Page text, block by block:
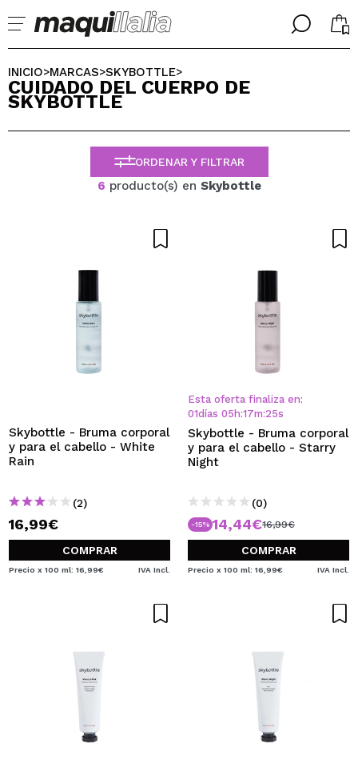
╳
Ya soy #maquilover, tengo cuenta
BIENVENIDX!
QUIERO REGISTRARME
Al crear una cuenta en Maquillalia.com podrás realizar
tus compras rápidamente, revisar el estado de tus
pedidos y consultar tus operaciones anteriores.
╳
SELECCIONA TU IDIOMA
ENGLISH
FRANCES
ALEMAN
ITALIANO
INICIO>MARCAS>SKYBOTTLE>
CUIDADO DEL CUERPO DE
SKYBOTTLE
ORDENAR Y FILTRAR
6 producto(s) en Skybottle
Skybottle - Bruma corporal
y para el cabello - White
Rain
(2)
16,99€
COMPRAR
Precio x 100 ml: 16,99€ IVA Incl.
Esta oferta finaliza en:
01días 05 h:17m:25s
Skybottle - Bruma corporal
y para el cabello - Starry
Night
(0)
-15% 14,44€16,99€
COMPRAR
Precio x 100 ml: 16,99€ IVA Incl.